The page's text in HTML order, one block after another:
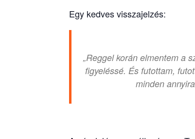
Egy kedves visszajelzés:
„Reggel korán elmentem a
figyeléssé. És futottam,
minden